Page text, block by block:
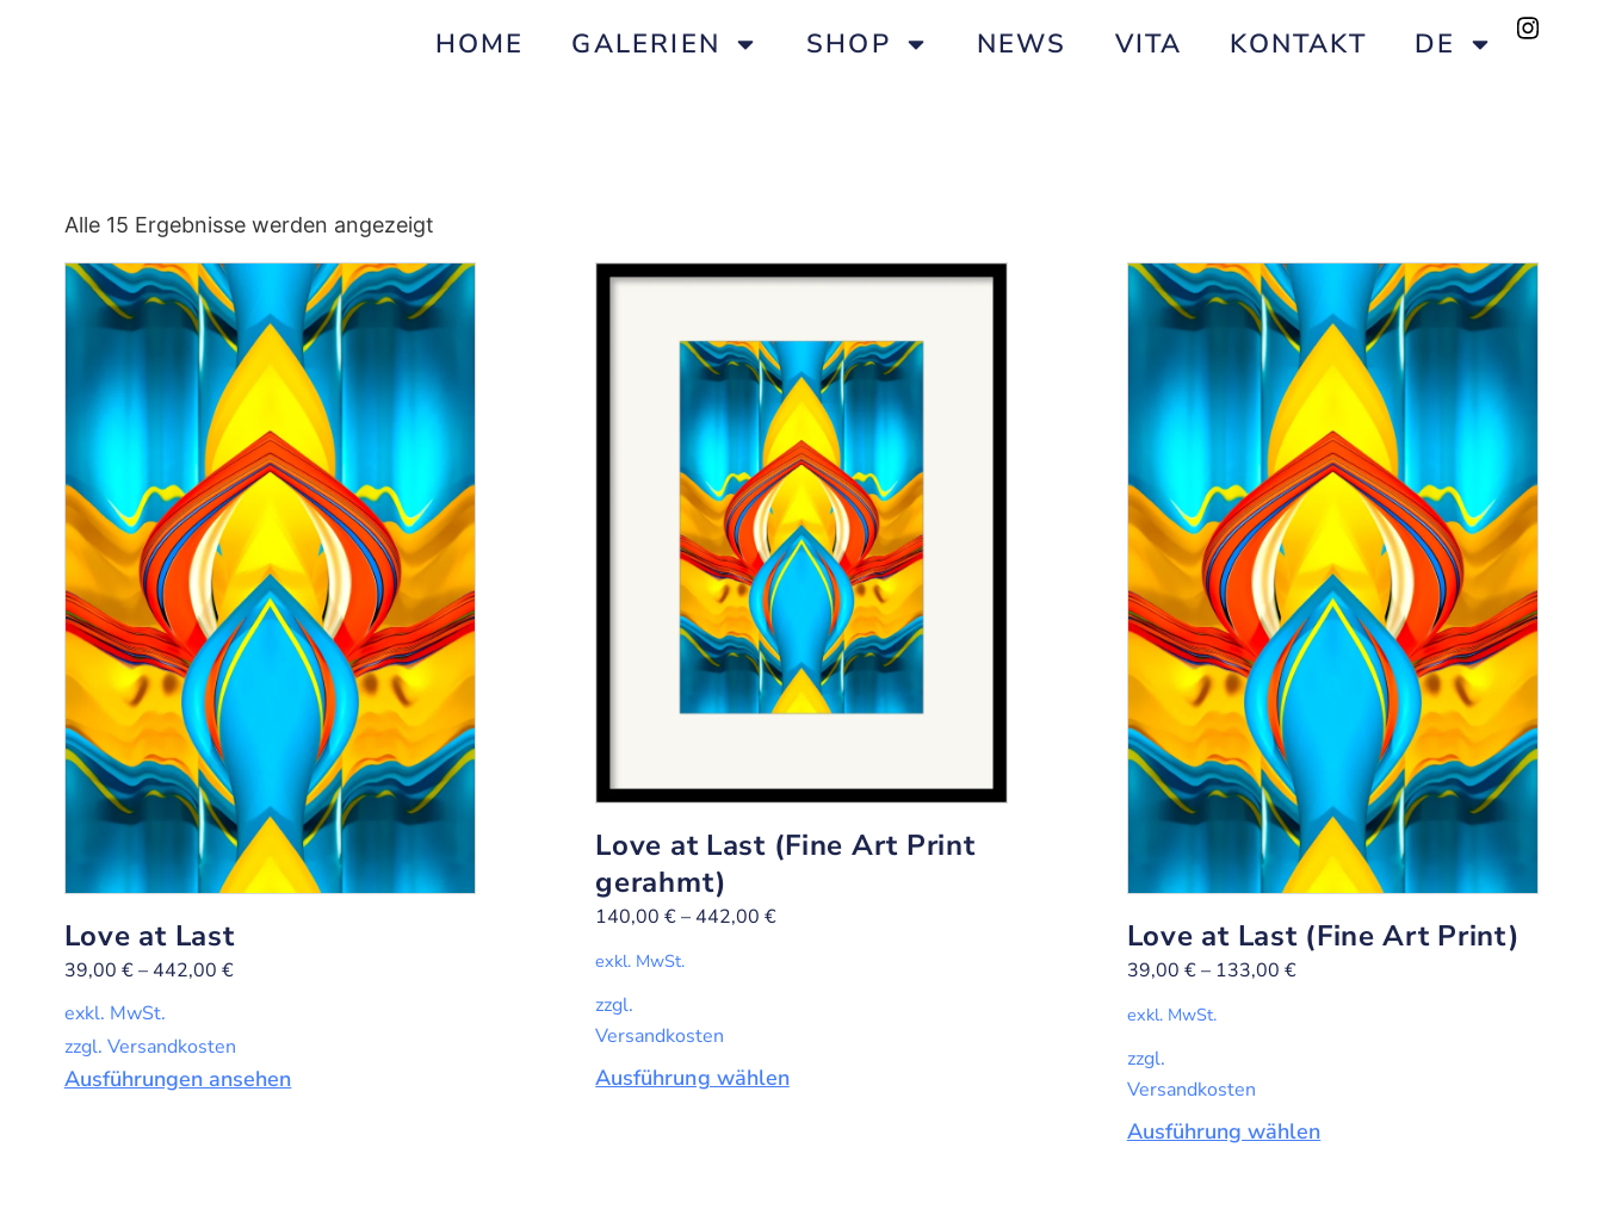
HOME GALERIEN SHOP NEWS VITA KONTAKT DE
Alle 15 Ergebnisse werden angezeigt
Love at Last
39,00 €– 442,00 €
exkl. MwSt.
zzgl. Versandkosten
Ausführungen ansehen
Love at Last (Fine Art Print
gerahmt)
140,00€– 442,00€
exkl. MwSt.
zzgl.
Versandkosten
Ausführung wählen
Love at Last (Fine Art Print)
39,00 €– 133,00 €
exkl. MwSt.
zzgl.
Versandkosten
Ausführung wählen